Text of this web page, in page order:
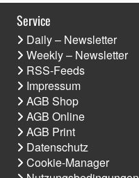
Service
Daily – Newsletter
Weekly – Newsletter
RSS-Feeds
Impressum
AGB Shop
AGB Online
AGB Print
Datenschutz
Cookie-Manager